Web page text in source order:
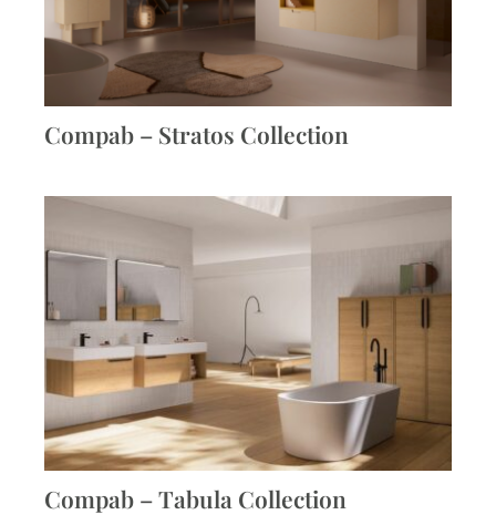
Compab – Stratos Collection
Compab – Tabula Collection